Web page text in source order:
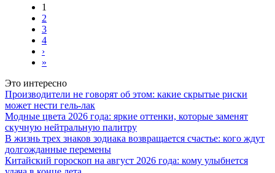
1
2
3
4
›
»
Это интересно
Производители не говорят об этом: какие скрытые риски
может нести гель-лак
Модные цвета 2026 года: яркие оттенки, которые заменят
скучную нейтральную палитру
В жизнь трех знаков зодиака возвращается счастье: кого ждут
долгожданные перемены
Китайский гороскоп на август 2026 года: кому улыбнется